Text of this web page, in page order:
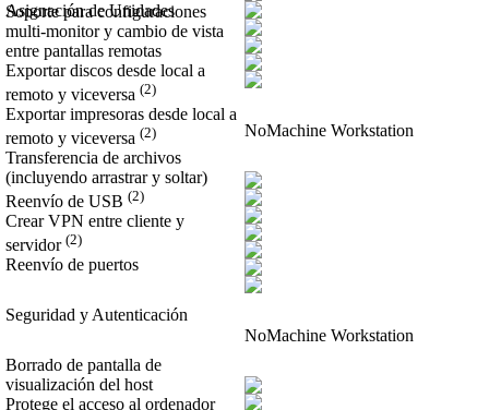
Asignación de Unidades
Soporte para configuraciones
multi-monitor y cambio de vista
entre pantallas remotas
Exportar discos desde local a
remoto y viceversa (2)
Exportar impresoras desde local a
remoto y viceversa (2)
Transferencia de archivos
(incluyendo arrastrar y soltar)
Reenvío de USB (2)
Crear VPN entre cliente y
servidor (2)
Reenvío de puertos
Seguridad y Autenticación
Borrado de pantalla de
visualización del host
Protege el acceso al ordenador
NoMachine Workstation
NoMachine Workstation